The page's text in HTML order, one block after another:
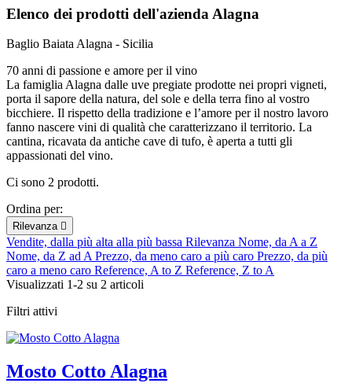
Elenco dei prodotti dell'azienda Alagna
Baglio Baiata Alagna - Sicilia
70 anni di passione e amore per il vino
La famiglia Alagna dalle uve pregiate prodotte nei propri vigneti,
porta il sapore della natura, del sole e della terra fino al vostro
bicchiere. Il rispetto della tradizione e l’amore per il nostro lavoro
fanno nascere vini di qualità che caratterizzano il territorio. La
cantina, ricavata da antiche cave di tufo, è aperta a tutti gli
appassionati del vino.
Ci sono 2 prodotti.
Ordina per:
Rilevanza 
Vendite, dalla più alta alla più bassa Rilevanza Nome, da A a Z
Nome, da Z ad APrezzo, da meno caro a più caro Prezzo, da più
caro a meno caro Reference, A to Z Reference, Z to A
Visualizzati 1-2 su 2 articoli
Filtri attivi
Mosto Cotto Alagna